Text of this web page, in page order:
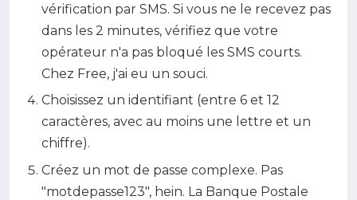
vérification par SMS. Si vous ne le recevez pas
dans les 2 minutes, vérifiez que votre
opérateur n'a pas bloqué les SMS courts.
Chez Free, j'ai eu un souci.
Choisissez un identifiant (entre 6 et 12
caractères, avec au moins une lettre et un
chiffre).
Créez un mot de passe complexe. Pas
"motdepasse123", hein. La Banque Postale